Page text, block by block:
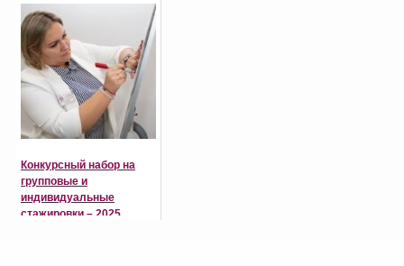
Конкурсный набор на
групповые и
индивидуальные
стажировки – 2025